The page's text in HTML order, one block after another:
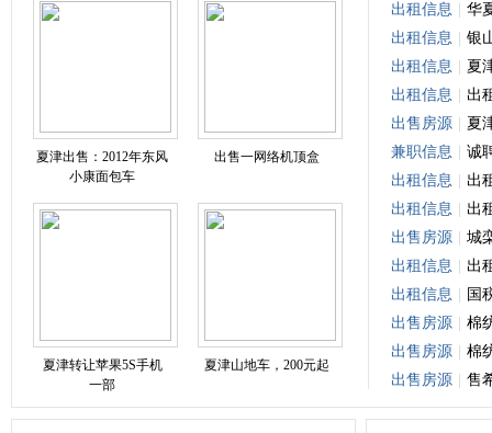
夏津出售：2012年东风
小康面包车
出售一网络机顶盒
夏津转让苹果5S手机
一部
夏津山地车，200元起
出租信息
华
出租信息
银
出租信息
夏
出租信息
出
出售房源
夏
兼职信息
诚
出租信息
出
出租信息
出
出售房源
城
出租信息
出
出租信息
国
出售房源
棉
出售房源
棉
出售房源
售